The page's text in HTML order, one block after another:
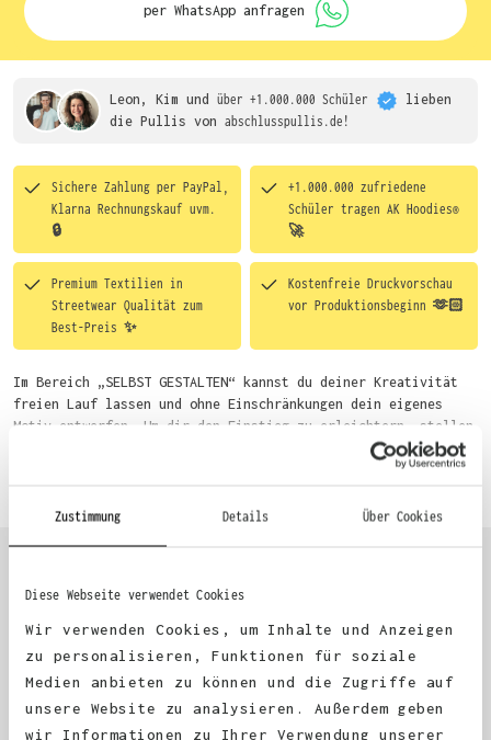
Zustimmung Details Über Cookies
Diese Webseite verwendet Cookies
Wir verwenden Cookies, um Inhalte und Anzeigen
zu personalisieren, Funktionen für soziale
Medien anbieten zu können und die Zugriffe auf
unsere Website zu analysieren. Außerdem geben
wir Informationen zu Ihrer Verwendung unserer
per WhatsApp anfragen
Leon, Kim und über +1.000.000 Schüler
lieben
die Pullis von abschlusspullis.de!
Sichere Zahlung per PayPal,
Klarna Rechnungskauf uvm.
🔒
+1.000.000 zufriedene
Schüler tragen AK Hoodies®
🚀
Premium Textilien in
Streetwear Qualität zum
Best-Preis ✨
Kostenfreie Druckvorschau
vor Produktionsbeginn 🫶🏻
Im Bereich „SELBST GESTALTEN“ kannst du deiner Kreativität
freien Lauf lassen und ohne Einschränkungen dein eigenes
Motiv entwerfen. Um dir den Einstieg zu erleichtern, stellen
wir eine von unseren Designern vorgefertigte Vorlage bereit.
Wähle einfach deine Wunsch-Produkte auf dieser Seite aus und
du auch bequem über das Bestellformular, per E-Mail oder
KUNDEN FEEDBACK 🫶
Excellent